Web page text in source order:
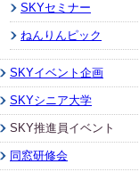
SKYセミナー
ねんりんピック
SKYイベント企画
SKYシニア大学
SKY推進員イベント
同窓研修会